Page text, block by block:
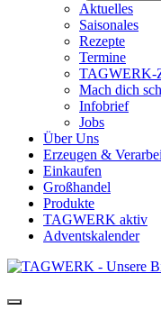
Aktuelles
Saisonales
Rezepte
Termine
TAGWERK-
Mach dich
Infobrief
Jobs
Über Uns
Erzeugen &
Einkaufen
Großhandel
Produkte
TAGWERK aktiv
Adventskalender